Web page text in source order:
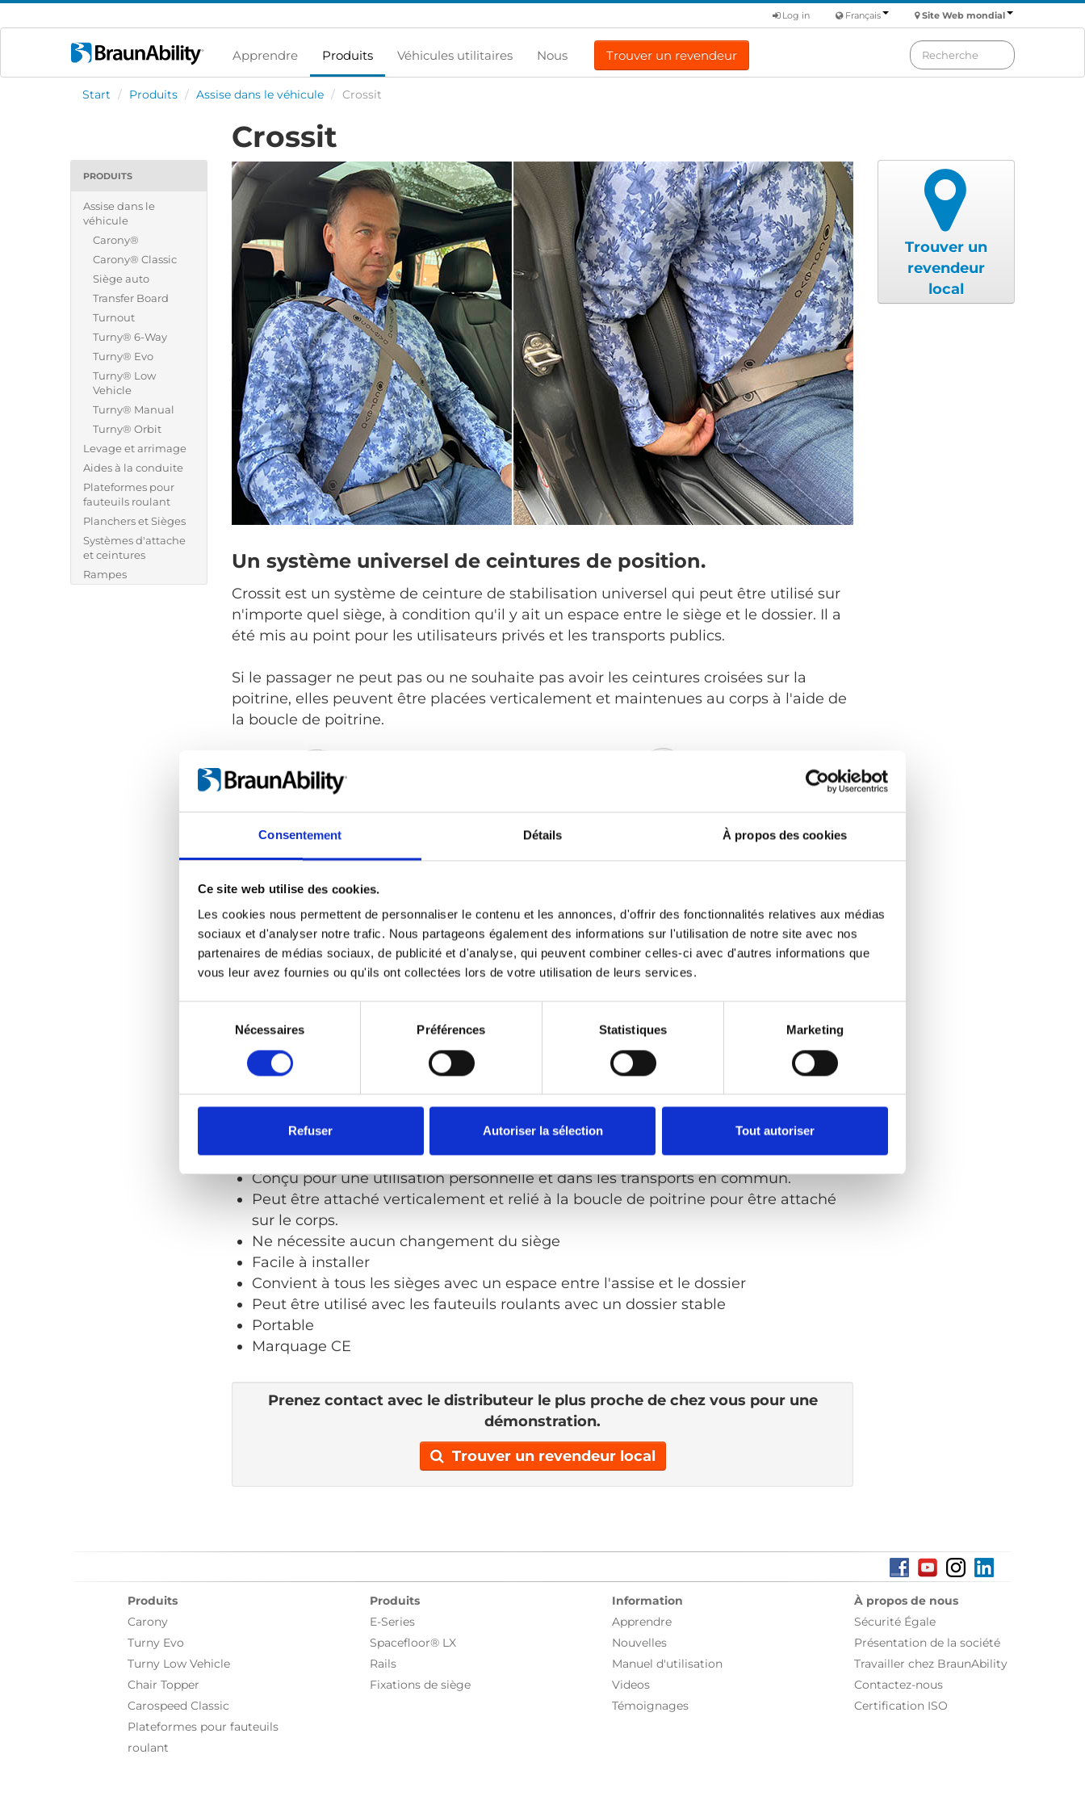
Consentement Détails À propos des cookies
Ce site web utilise des cookies.
Les cookies nous permettent de personnaliser le contenu et les annonces, d'offrir des fonctionnalités relatives aux médias
sociaux et d'analyser notre trafic. Nous partageons également des informations sur l'utilisation de notre site avec nos
partenaires de médias sociaux, de publicité et d'analyse, qui peuvent combiner celles-ci avec d'autres informations que
vous leur avez fournies ou qu'ils ont collectées lors de votre utilisation de leurs services.
consentement
Nécessaires Préférences Statistiques Marketing
Refuser Autoriser la sélection Tout autoriser
Site Web mondial
Français
Log in
Apprendre Produits Véhicules utilitaires Nous Trouver un revendeur
Start / Produits / Assise dans le véhicule / Crossit
PRODUITS
Assise dans le
véhicule
Carony®
Carony® Classic
Siège auto
Transfer Board
Turnout
Turny® 6-Way
Turny® Evo
Turny® Low
Vehicle
Turny® Manual
Turny® Orbit
Levage et arrimage
Aides à la conduite
Plateformes pour
fauteuils roulant
Planchers et Sièges
Systèmes d'attache
et ceintures
Rampes
Crossit
Un système universel de ceintures de position.
Crossit est un système de ceinture de stabilisation universel qui peut être utilisé sur
n'importe quel siège, à condition qu'il y ait un espace entre le siège et le dossier. Il a
été mis au point pour les utilisateurs privés et les transports publics.
Si le passager ne peut pas ou ne souhaite pas avoir les ceintures croisées sur la
poitrine, elles peuvent être placées verticalement et maintenues au corps à l'aide de
la boucle de poitrine.
Faits en bref Instructions d’utilisation
Universel - « une taille pour tous »
Conçu pour une utilisation personnelle et dans les transports en commun.
Peut être attaché verticalement et relié à la boucle de poitrine pour être attaché
sur le corps.
Ne nécessite aucun changement du siège
Facile à installer
Convient à tous les sièges avec un espace entre l'assise et le dossier
Peut être utilisé avec les fauteuils roulants avec un dossier stable
Portable
Marquage CE
Prenez contact avec le distributeur le plus proche de chez vous pour une
démonstration.
Trouver un revendeur local
Trouver un
revendeur
local
Produits
Carony
Turny Evo
Turny Low Vehicle
Chair Topper
Carospeed Classic
Plateformes pour fauteuils
roulant
Produits
E-Series
Spacefloor® LX
Rails
Fixations de siège
Information
Apprendre
Nouvelles
Manuel d'utilisation
Videos
Témoignages
À propos de nous
Sécurité Égale
Présentation de la société
Travailler chez BraunAbility
Contactez-nous
Certification ISO